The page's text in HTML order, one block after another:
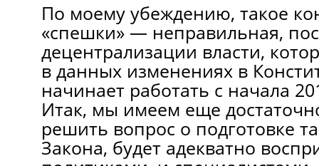
По моему убеждению, такое
«спешки» — неправильная,
децентрализации власти,
в данных изменениях в
начинает работать с начала
Итак, мы имеем еще
решить вопрос о подготовке
Закона, будет адекватно